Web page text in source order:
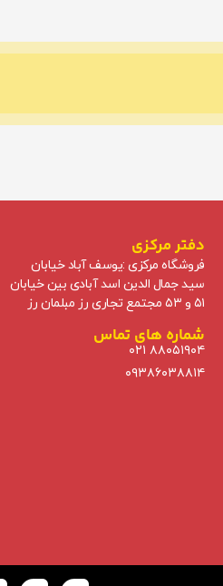
دفتر مرکزی
فروشگاه مرکزی :یوسف آباد خیابان
سید جمال الدین اسد آبادی بین خیابان
۵۱ و ۵۳ مجتمع تجاری رز مبلمان رز
شماره های تماس
۰۲۱ ۸۸۰۵۱۹۰۴
۰۹۳۸۶۰۳۸۸۱۴